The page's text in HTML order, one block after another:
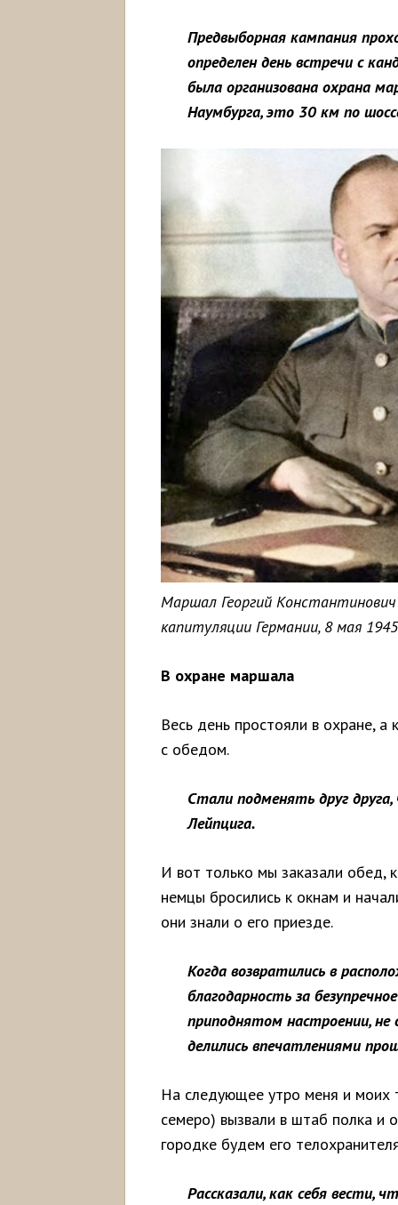
Предвыборная кампания
определен день встречи с
была организована охрана
Наумбурга, это 30 км по
Маршал Георгий
капитуляции Германии, 8 мая
В охране маршала
Весь день простояли в охране,
с обедом.
Стали подменять друг
Лейпцига.
И вот только мы заказали обед,
немцы бросились к окнам и
они знали о его приезде.
Когда возвратились в
благодарность за
приподнятом настроении,
делились впечатлениями
На следующее утро меня и моих
семеро) вызвали в штаб полка и
городке будем его
Рассказали, как себя